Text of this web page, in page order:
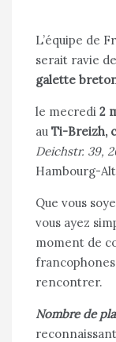
L’équipe de
serait ravie de
galette
le mecredi 2
au Ti-Breizh,
Deichstr. 39,
Hambourg-
Que vous
vous ayez
moment de
rencontrer.
Nombre de